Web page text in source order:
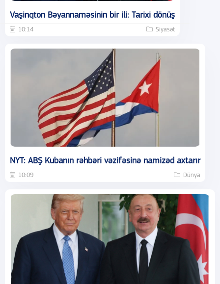
Vaşinqton Bəyannaməsinin bir ili: Tarixi dönüş
10:14 Siyasət
NYT: ABŞ Kubanın rəhbəri vəzifəsinə namizəd axtarır
10:09 Dünya